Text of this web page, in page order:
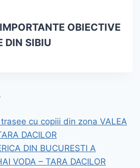
OBIECTIVE
DIN SIBIU
cu copiii din zona VALEA
DACILOR
DIN BUCURESTI A
VODA – TARA DACILOR